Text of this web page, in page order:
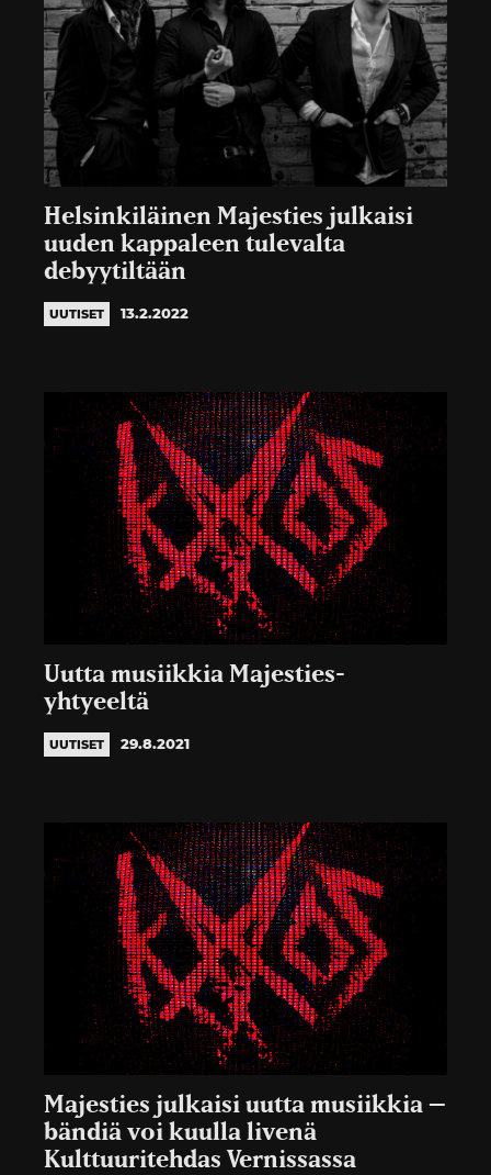
Helsinkiläinen Majesties julkaisi
uuden kappaleen tulevalta
debyytiltään
UUTISET 13.2.2022
Uutta musiikkia Majesties-
yhtyeeltä
UUTISET 29.8.2021
Majesties julkaisi uutta musiikkia –
bändiä voi kuulla livenä
Kulttuuritehdas Vernissassa